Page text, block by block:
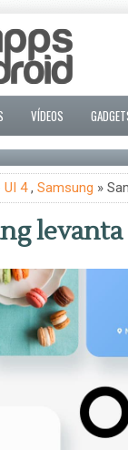
VÍDEOS
UI 4, Samsung »